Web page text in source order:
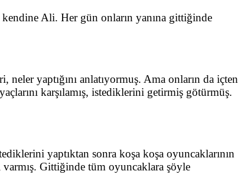
Ali. Her gün onların yanına gittiğinde
yaptığını anlatıyormuş. Ama onların da içten
karşılamış, istediklerini getirmiş götürmüş.
yaptıktan sonra koşa koşa oyuncaklarının
Gittiğinde tüm oyuncaklara şöyle